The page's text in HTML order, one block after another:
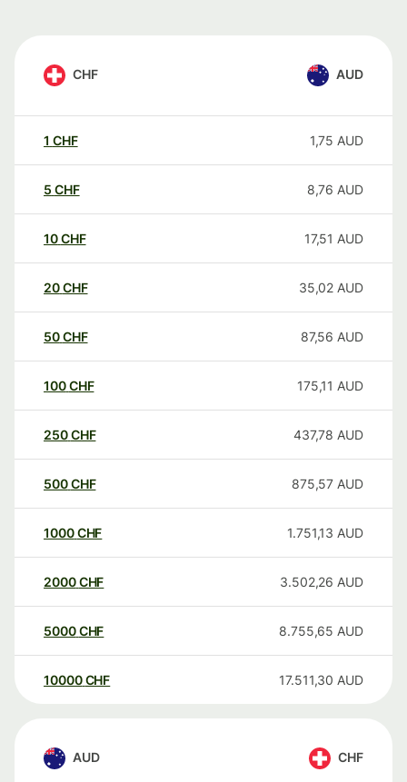
CHF AUD
1 CHF 1,75 AUD
5 CHF 8,76 AUD
10CHF 17,51 AUD
20CHF 35,02 AUD
50CHF 87,56 AUD
100CHF 175,11 AUD
250CHF 437,78 AUD
500CHF 875,57 AUD
1000CHF 1.751,13 AUD
2000CHF 3.502,26 AUD
5000CHF 8.755,65 AUD
10000 CHF 17.511,30 AUD
AUD CHF